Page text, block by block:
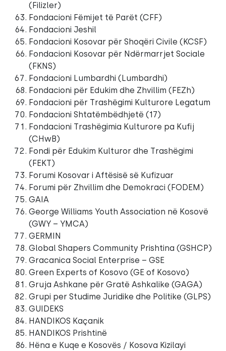
(Filizler)
Fondacioni Fëmijet të Parët (CFF)
Fondacioni Jeshil
Fondacioni Kosovar për Shoqëri Civile (KCSF)
Fondacioni Kosovar për Ndërmarrjet Sociale
(FKNS)
Fondacioni Lumbardhi (Lumbardhi)
Fondacioni për Edukim dhe Zhvillim (FEZh)
Fondacioni për Trashëgimi Kulturore Legatum
Fondacioni Shtatëmbëdhjetë (17)
Fondacioni Trashëgimia Kulturore pa Kufij
(CHwB)
Fondi për Edukim Kulturor dhe Trashëgimi
(FEKT)
Forumi Kosovar i Aftësisë së Kufizuar
Forumi për Zhvillim dhe Demokraci (FODEM)
GAIA
George Williams Youth Association në Kosovë
(GWY – YMCA)
GERMIN
Global Shapers Community Prishtina (GSHCP)
Gracanica Social Enterprise – GSE
Green Experts of Kosovo (GE of Kosovo)
Gruja Ashkane për Gratë Ashkalike (GAGA)
Grupi per Studime Juridike dhe Politike (GLPS)
GUIDEKS
HANDIKOS Kaçanik
HANDIKOS Prishtinë
Hëna e Kuqe e Kosovës / Kosova Kizilayi